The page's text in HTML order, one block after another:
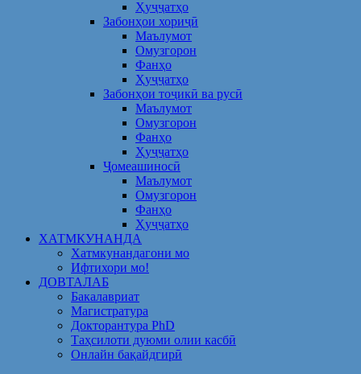
Ҳуҷҷатҳо
Забонҳои хориҷӣ
Маълумот
Омузгорон
Фанҳо
Ҳуҷҷатҳо
Забонҳои тоҷикӣ ва русӣ
Маълумот
Омузгорон
Фанҳо
Ҳуҷҷатҳо
Ҷомеашиносӣ
Маълумот
Омузгорон
Фанҳо
Ҳуҷҷатҳо
ХАТМКУНАНДА
Хатмкунандагони мо
Ифтихори мо!
ДОВТАЛАБ
Бакалавриат
Магистратура
Докторантура PhD
Таҳсилоти дуюми олии касбӣ
Онлайн бақайдгирӣ